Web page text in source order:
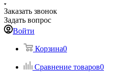
Заказать звонок
Задать вопрос
Войти
Корзина0
Сравнение товаров0